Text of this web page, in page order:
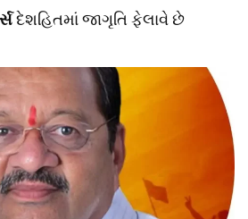
દેશહિતમાં જાગૃતિ ફેલાવે છે